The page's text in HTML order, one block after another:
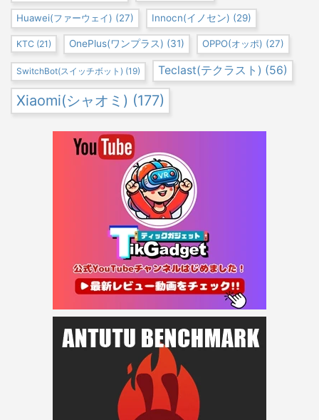
Huawei(ファーウェイ) (27) Innocn(イノセン) (29)
KTC (21) OnePlus(ワンプラス) (31) OPPO(オッポ) (27)
SwitchBot(スイッチボット) (19) Teclast(テクラスト) (56)
Xiaomi(シャオミ) (177)